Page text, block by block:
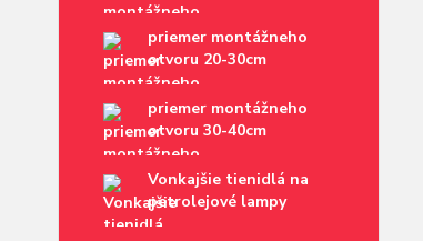
priemer montážneho
otvoru 20-30cm
priemer montážneho
otvoru 30-40cm
Vonkajšie tienidlá na
petrolejové lampy